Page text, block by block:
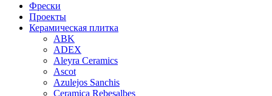
Фрески
Проекты
Керамическая плитка
ABK
ADEX
Aleyra Ceramics
Ascot
Azulejos Sanchis
Ceramica Rebesalbes